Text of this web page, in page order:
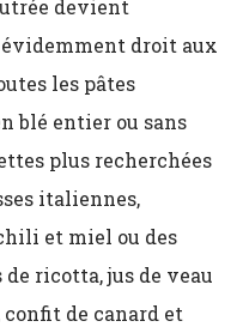
devient
évidemment droit aux
les pâtes
blé entier ou sans
plus recherchées
italiennes,
et miel ou des
ricotta, jus de veau
de canard et